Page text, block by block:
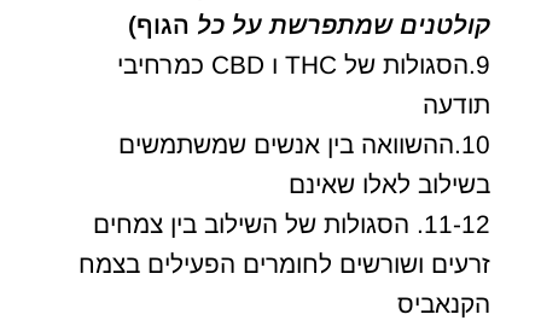
קולטנים שמתפרשת על כל הגוף)
9.הסגולות של THC ו CBD כמרחיבי
תודעה
10.ההשוואה בין אנשים שמשתמשים
בשילוב לאלו שאינם
11-12. הסגולות של השילוב בין צמחים
זרעים ושורשים לחומרים הפעילים בצמח
הקנאביס